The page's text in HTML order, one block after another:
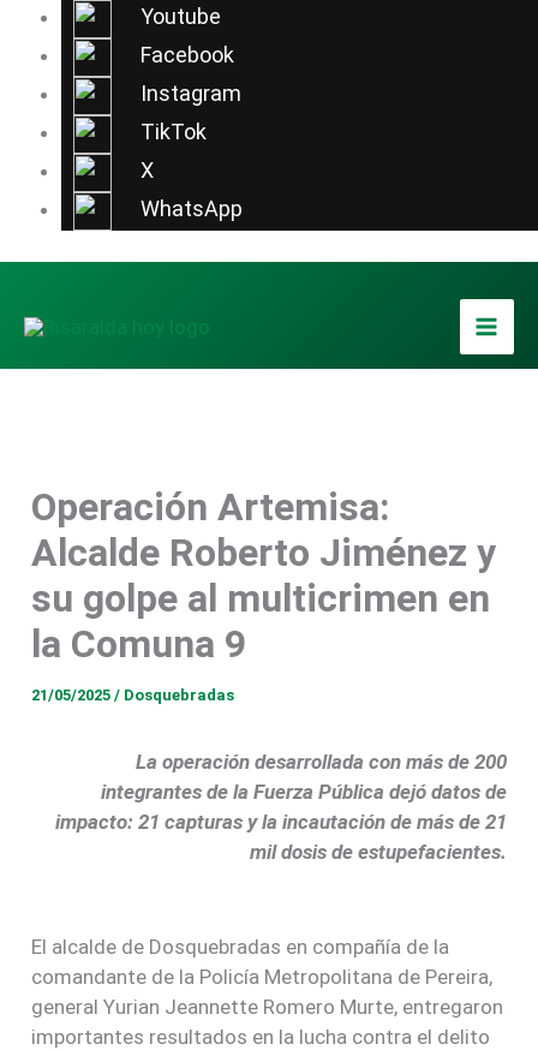
Youtube
Facebook
Instagram
TikTok
X
WhatsApp
contenido
Foto / Alcaldía de Dosquebradas
Operación Artemisa:
Alcalde Roberto Jiménez y
su golpe al multicrimen en
la Comuna 9
21/05/2025/ Dosquebradas
La operación desarrollada con más de 200
integrantes de la Fuerza Pública dejó datos de
impacto: 21 capturas y la incautación de más de 21
mil dosis de estupefacientes.
El alcalde de Dosquebradas en compañía de la
comandante de la Policía Metropolitana de Pereira,
general Yurian Jeannette Romero Murte, entregaron
importantes resultados en la lucha contra el delito